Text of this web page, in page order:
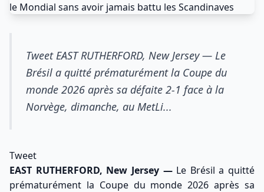
Tweet EAST RUTHERFORD, New Jersey — Le
Brésil a quitté prématurément la Coupe du
monde 2026 après sa défaite 2-1 face à la
Norvège, dimanche, au MetLi...
Tweet
EAST RUTHERFORD, New Jersey —Le Brésil a quitté
prématurément la Coupe du monde 2026 après sa